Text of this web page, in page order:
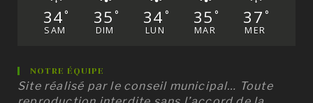
34 °
SAM
35 °
DIM
34 °
LUN
35 °
MAR
37 °
MER
NOTRE ÉQUIPE
Site réalisé par le conseil municipal… Toute